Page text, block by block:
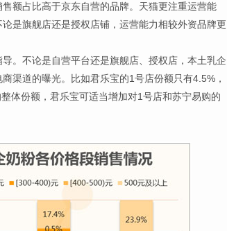
额占比高于京东自营的品牌。天猫更注重运营能
是旗舰店还是授权店铺，运营能力相较外资品牌更
不论是自营平台还是旗舰店、授权店，本土乳企
渠道的曝光。比如君乐宝的1号店份额只有4.5%，
体份额，君乐宝可适当增加对1号店和苏宁易购的